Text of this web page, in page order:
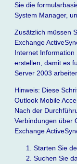
Sie die
System Manager,
Zusätzlich müssen
Exchange
Internet
erstellen, damit es
Server 2003
Hinweis: Diese
Outlook Mobile
Nach der
Verbindungen über
Exchange
Starten Sie
Suchen Sie